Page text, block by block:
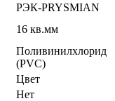
РЭК-PRYSMIAN
16 кв.мм
Поливинилхлорид
(PVC)
Цвет
Нет